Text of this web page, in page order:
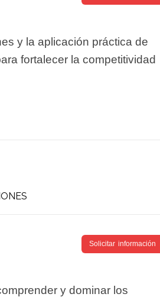
y la aplicación práctica de
fortalecer la competitividad
Solicitar información
y dominar los